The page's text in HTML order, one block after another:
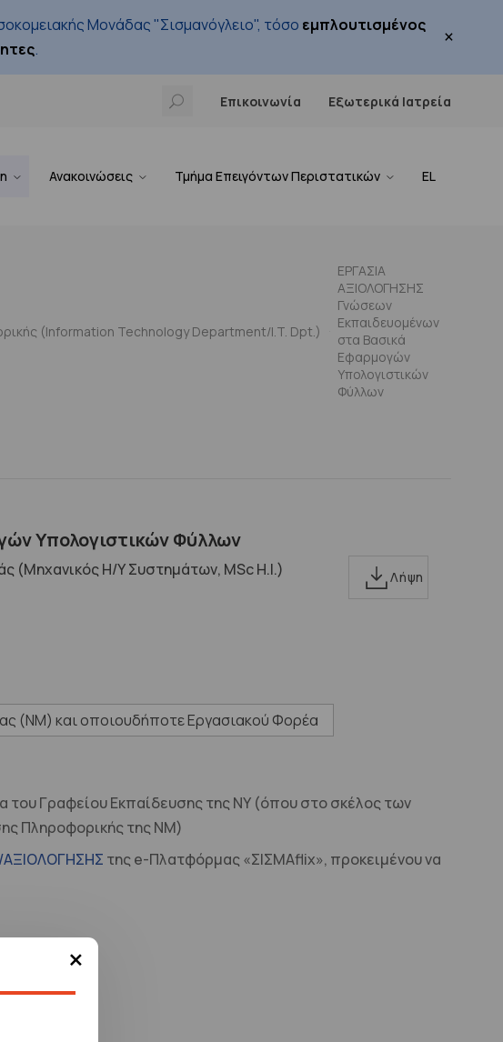
Μονάδας "Σισμανόγλειο", τόσο εμπλουτισμένος
. ×
Επικοινωνία Εξωτερικά Ιατρεία
Ανακοινώσεις Τμήμα Επειγόντων Περιστατικών EL
×
(Ιnformation Technology Department/I.T. Dpt.)
ΕΡΓΑΣΙΑ
ΑΞΙΟΛΟΓΗΣΗΣ
Γνώσεων
Εκπαιδευομένων
στα Βασικά
Εφαρμογών
Υπολογιστικών
Φύλλων
Υπολογιστικών Φύλλων
(Μηχανικός Η/Υ Συστημάτων, MSc H.I.)
Λήψη
(ΝΜ) και οποιουδήποτε Εργασιακού Φορέα
του Γραφείου Εκπαίδευσης της ΝΥ (όπου στο σκέλος των
Πληροφορικής της ΝΜ)
της e-Πλατφόρμας «ΣΙΣΜΑflix», προκειμένου να